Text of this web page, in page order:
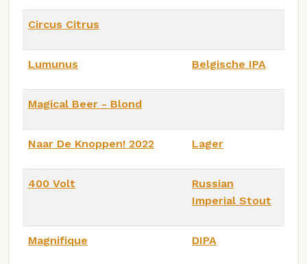
Circus Citrus
Lumunus Belgische IPA
Magical Beer - Blond
Naar De Knoppen! 2022 Lager
400 Volt
Russian
Imperial Stout
Magnifique DIPA